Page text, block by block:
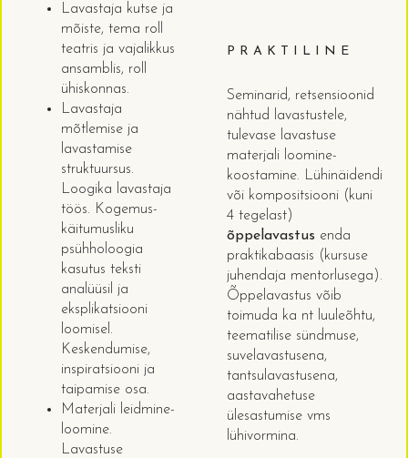
Lavastaja kutse ja
mõiste, tema roll
teatris ja vajalikkus
ansamblis, roll
ühiskonnas.
Lavastaja
mõtlemise ja
lavastamise
struktuursus.
Loogika lavastaja
töös. Kogemus-
käitumusliku
psühholoogia
kasutus teksti
analüüsil ja
eksplikatsiooni
loomisel.
Keskendumise,
inspiratsiooni ja
taipamise osa.
Materjali leidmine-
loomine.
Lavastuse
PRAKTILINE
Seminarid, retsensioonid
nähtud lavastustele,
tulevase lavastuse
materjali loomine-
koostamine. Lühinäidendi
või kompositsiooni (kuni
4 tegelast)
õppelavastus enda
praktikabaasis (kursuse
juhendaja mentorlusega).
Õppelavastus võib
toimuda ka nt luuleõhtu,
teematilise sündmuse,
suvelavastusena,
tantsulavastusena,
aastavahetuse
ülesastumise vms
lühivormina.